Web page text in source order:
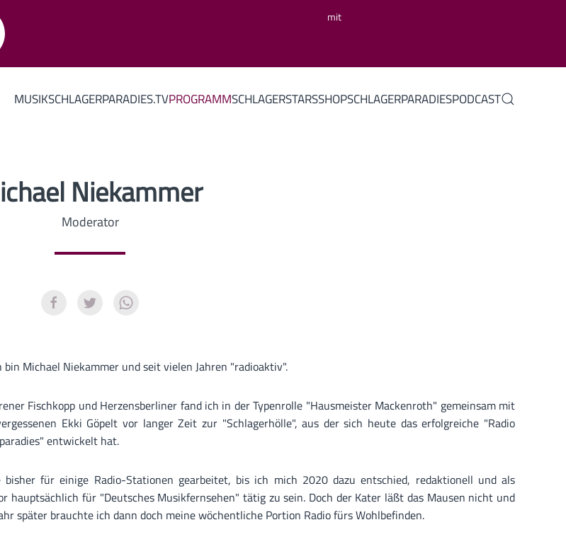
mit
MUSIKSCHLAGERPARADIES.TVPROGRAMMSCHLAGERSTARSSHOPSCHLAGERPARADIESPODCAST
Niekammer
Moderator
bin Michael Niekammer und seit vielen Jahren "radioaktiv".
Fischkopp und Herzensberliner fand ich in der Typenrolle "Hausmeister Mackenroth" gemeinsam mit
Ekki Göpelt vor langer Zeit zur "Schlagerhölle", aus der sich heute das erfolgreiche "Radio
entwickelt hat.
bisher für einige Radio-Stationen gearbeitet, bis ich mich 2020 dazu entschied, redaktionell und als
hauptsächlich für "Deutsches Musikfernsehen" tätig zu sein. Doch der Kater läßt das Mausen nicht und
später brauchte ich dann doch meine wöchentliche Portion Radio fürs Wohlbefinden.